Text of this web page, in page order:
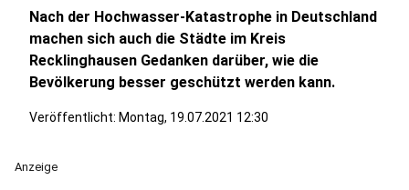
Nach der Hochwasser-Katastrophe in Deutschland
machen sich auch die Städte im Kreis
Recklinghausen Gedanken darüber, wie die
Bevölkerung besser geschützt werden kann.
Veröffentlicht: Montag, 19.07.2021 12:30
Anzeige